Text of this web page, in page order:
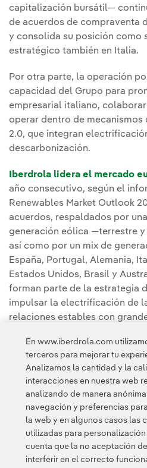
capitalización bursátil—
de acuerdos de compraventa
y consolida su posición como
estratégico también en Italia.
Por otra parte, la operación
capacidad del Grupo para
empresarial italiano,
operar dentro de mecanismos
2.0, que integran
descarbonización.
Iberdrola lidera el mercado
año consecutivo, según el
Renewables Market Outlook
acuerdos, respaldados por
generación eólica —terrestre
así como por un mix de
España, Portugal, Alemania,
Estados Unidos, Brasil y
forman parte de la estrategia
impulsar la electrificación de
relaciones estables con
competitivo y sostenible,
crecimiento de la demanda.
Contacta Política de
En www.iberdrola.com
terceros para mejorar tu
Analizamos la cantidad y la
interacciones en nuestra web
analizando de manera
navegación y preferencias
la web y en algunos casos las
utilizadas para personalización
cuenta que la no aceptación
interferir en el correcto